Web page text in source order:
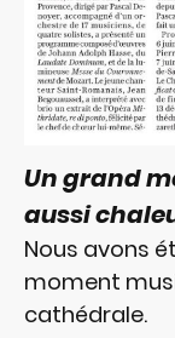
Un grand
aussi
Nous avons
moment
cathédrale.